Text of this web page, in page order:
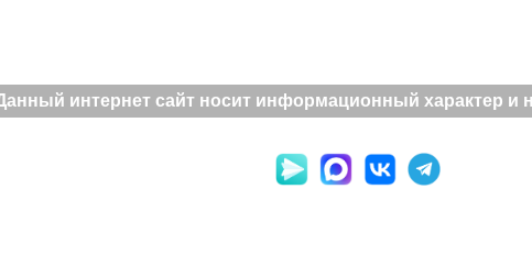
интернет сайт носит информационный характер и